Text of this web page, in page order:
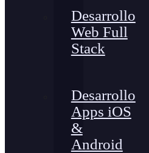
Desarrollo
Web Full
Stack
Desarrollo
Apps iOS
&
Android